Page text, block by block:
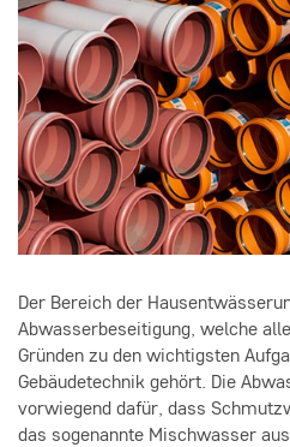
Der Bereich der
Abwasserbeseitigung, welche
Gründen zu den wichtigsten
Gebäudetechnik gehört. Die
vorwiegend dafür, dass
das sogenannte Mischwasser